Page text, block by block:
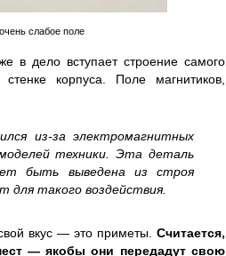
слабое поле
в дело вступает строение самого
корпуса. Поле магнитиков,
из-за электромагнитных
техники. Эта деталь
быть выведена из строя
такого воздействия.
вкус — это приметы. Считается,
— якобы они передадут свою